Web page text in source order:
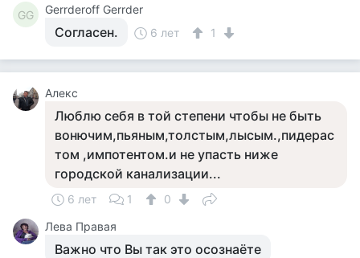
GG Gerrderoff Gerrder
Согласен. 6 лет 1
Алекс
Люблю себя в той степени чтобы не быть
вонючим,пьяным,толстым,лысым.,пидерас
том ,импотентом.и не упасть ниже
городской канализации...
6 лет 1
0
Лева Правая
Важно что Вы так это осознаёте